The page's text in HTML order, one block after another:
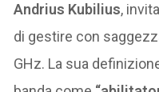
Andrius Kubilius,
di gestire con
GHz. La sua